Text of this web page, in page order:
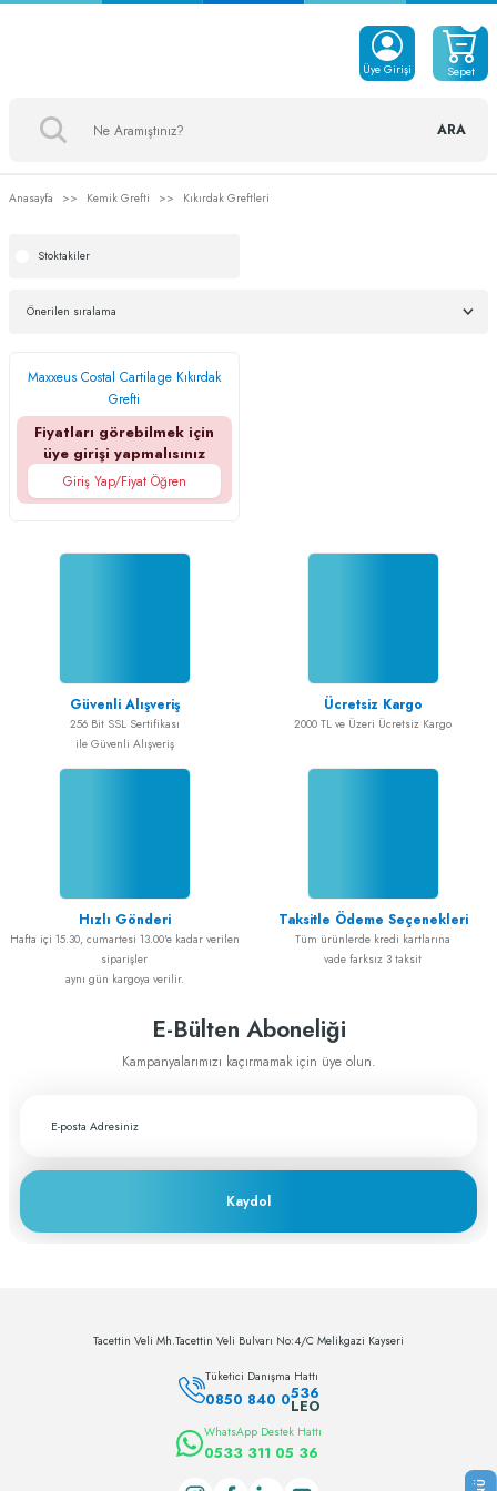
ARA
Üye Girişi Sepet
Anasayfa Kemik Grefti Kıkırdak Greftleri
Stoktakiler
Maxxeus Costal Cartilage Kıkırdak
Grefti
Fiyatları görebilmek için
üye girişi yapmalısınız
Giriş Yap/Fiyat Öğren
Güvenli Alışveriş
256 Bit SSL Sertifikası
ile Güvenli Alışveriş
Ücretsiz Kargo
2000 TL ve Üzeri Ücretsiz Kargo
Hızlı Gönderi
Hafta içi 15.30, cumartesi 13.00'e kadar verilen
siparişler
aynı gün kargoya verilir.
Taksitle Ödeme Seçenekleri
Tüm ürünlerde kredi kartlarına
vade farksız 3 taksit
E-Bülten Aboneliği
Kampanyalarımızı kaçırmamak için üye olun.
Kaydol
Tacettin Veli Mh.Tacettin Veli Bulvarı No:4/C Melikgazi Kayseri
Tüketici Danışma Hattı
0850 840 0536
LEO
WhatsApp Destek Hattı
0533 311 05 36